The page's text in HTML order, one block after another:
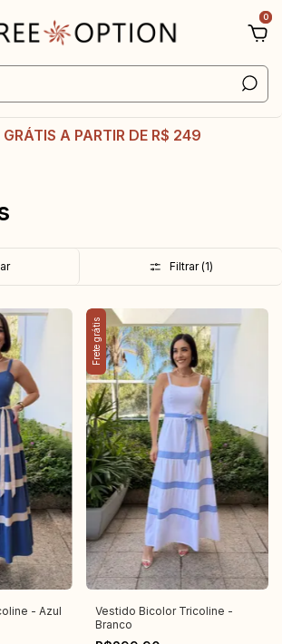
0
GRÁTIS A PARTIR DE R$ 249
Filtrar (1)
- Azul
Frete grátis
Vestido Bicolor Tricoline -
Branco